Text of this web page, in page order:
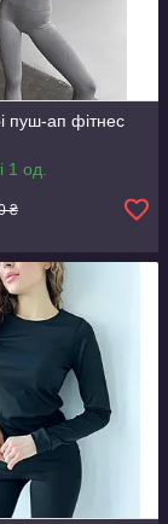
пуш-ап фітнес
1 од.
₴